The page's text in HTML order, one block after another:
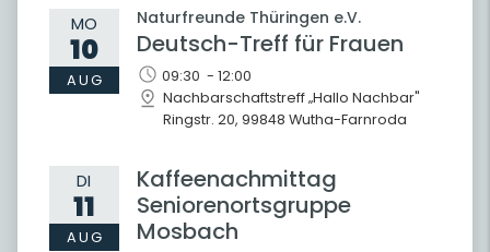
MO
10
AUG
Naturfreunde Thüringen e.V.
Deutsch-Treff für Frauen
09:30 - 12:00
Nachbarschaftstreff „Hallo Nachbar"
Ringstr. 20, 99848 Wutha-Farnroda
DI
11
AUG
Kaffeenachmittag
Seniorenortsgruppe
Mosbach